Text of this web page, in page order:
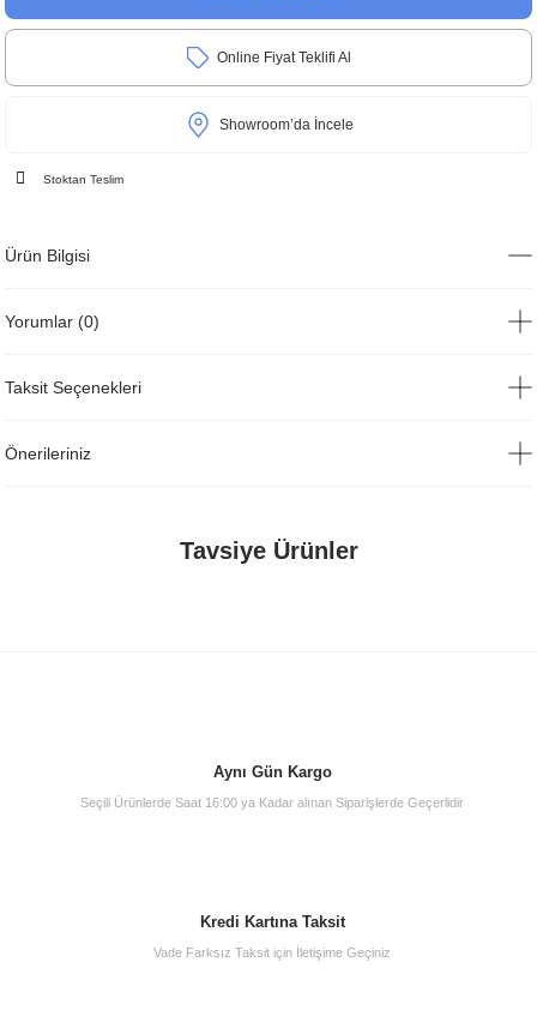
Online Fiyat Teklifi Al
Showroom’da İncele
Stoktan Teslim
Ürün Bilgisi
Yorumlar (0)
Taksit Seçenekleri
Önerileriniz
Tavsiye Ürünler
Aynı Gün Kargo
Seçili Ürünlerde Saat 16:00 ya Kadar alınan Siparişlerde Geçerlidir
Kredi Kartına Taksit
Vade Farksız Taksit için İletişime Geçiniz